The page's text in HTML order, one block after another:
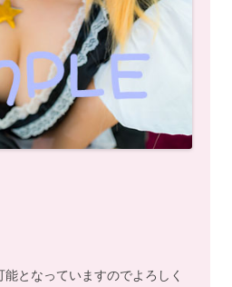
となっていますのでよろしく